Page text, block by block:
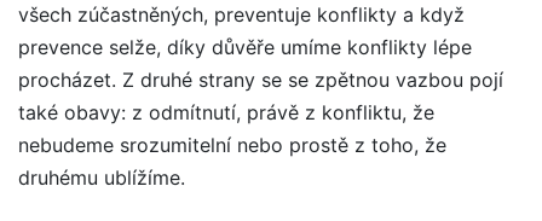
všech zúčastněných, preventuje konflikty a když
prevence selže, díky důvěře umíme konflikty lépe
procházet. Z druhé strany se se zpětnou vazbou pojí
také obavy: z odmítnutí, právě z konfliktu, že
nebudeme srozumitelní nebo prostě z toho, že
druhému ublížíme.